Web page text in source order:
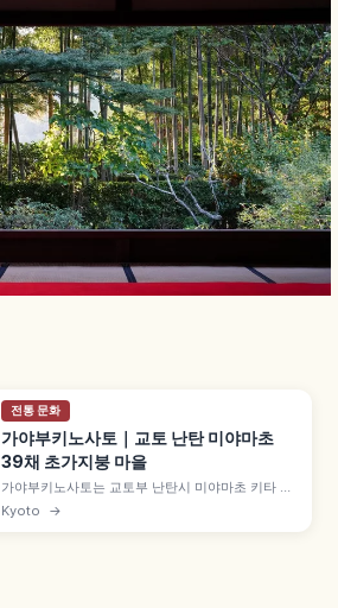
전통 문화
가야부키노사토｜교토 난탄 미야마초
39채 초가지붕 마을
가야부키노사토는 교토부 난탄시 미야마초 키타 집
락에 자리한 초가지붕 마을로, 약 50채 중 39채가
초가지붕 민가입니다. 에도시대 중기 건물도 남은
Kyoto →